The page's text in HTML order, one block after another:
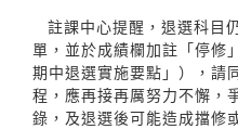
註課中心提醒，退選科目
單，並於成績欄加註「停修
期中退選實施要點」），請
程，應再接再厲努力不懈，
錄，及退選後可能造成擋修